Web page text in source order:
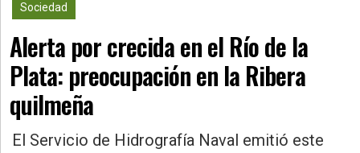
»
Policiales
»
Política
»
Provincia
Sociedad
Alerta por crecida en el Río de la
Plata: preocupación en la Ribera
quilmeña
El Servicio de Hidrografía Naval emitió este